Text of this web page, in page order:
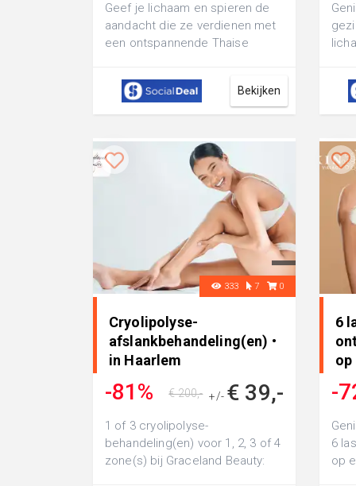
Geef je lichaam en spieren de
aandacht die ze verdienen met
een ontspannende Thaise
Massage: ko...
Bekijken
333 7 0
Cryolipolyse-
afslankbehandeling(en) •
in Haarlem
-81% +/- € 39,-
€ 200,-
1 of 3 cryolipolyse-
behandeling(en) voor 1, 2, 3 of 4
zone(s) bij Graceland Beauty:
6
op
-
6
op